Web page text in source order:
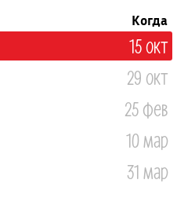
Когда
15 окт
29 окт
25 фев
10 мар
31 мар